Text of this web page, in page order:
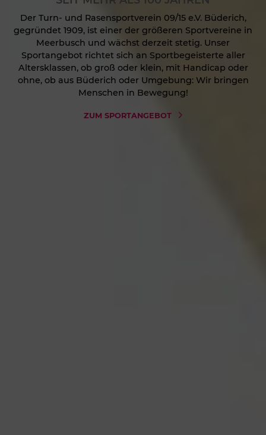
Der Turn- und Rasensportverein 09/15 e.V. Büderich,
gegründet 1909, ist einer der größeren Sportvereine in
Meerbusch und wächst derzeit stetig. Unser
Sportangebot richtet sich an Sportbegeisterte aller
Altersklassen, ob groß oder klein, mit Handicap oder
ohne, ob aus Büderich oder Umgebung: Wir bringen
Menschen in Bewegung!
ZUM SPORTANGEBOT